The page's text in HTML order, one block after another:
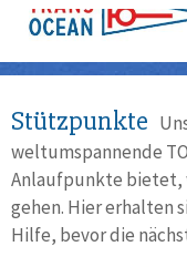
Stützpunkte
weltumspannende
Anlaufpunkte bietet,
gehen. Hier erhalten
Hilfe, bevor die